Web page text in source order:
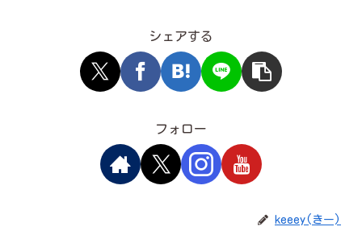
シェアする
フォロー
keeey(きー)